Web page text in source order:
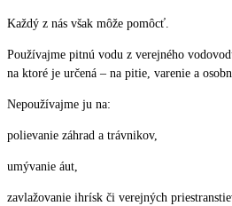
Každý z nás však môže pomôcť.
Používajme pitnú vodu z verejného
na ktoré je určená – na pitie, varenie a
Nepoužívajme ju na:
polievanie záhrad a trávnikov,
umývanie áut,
zavlažovanie ihrísk či verejných